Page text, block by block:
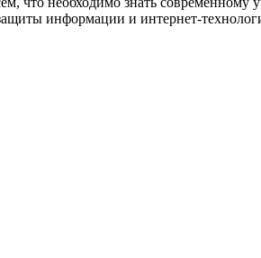
информации и интернет-